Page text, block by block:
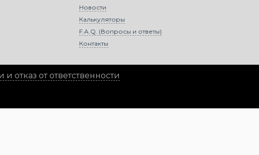
Новости
Калькуляторы
F.A.Q. (Вопросы и ответы)
Контакты
отказ от ответственности